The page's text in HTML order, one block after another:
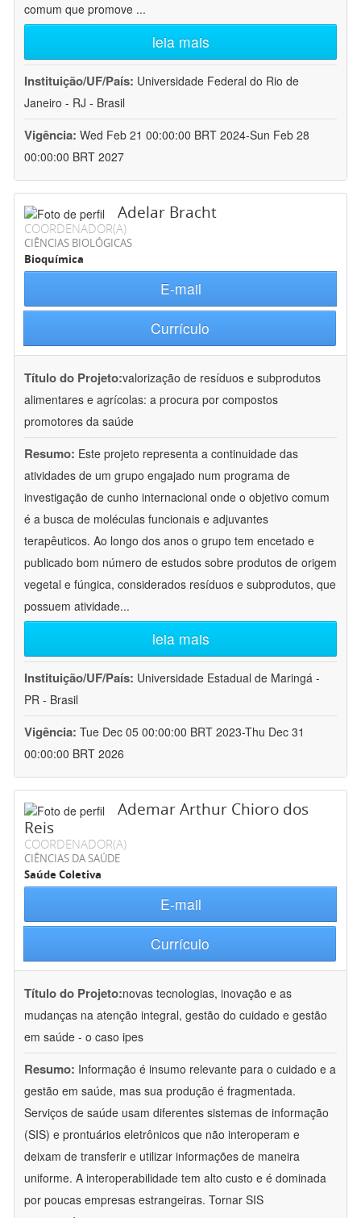
comum que promove ...
leia mais
Instituição/UF/País: Universidade Federal do Rio de
Janeiro - RJ - Brasil
Vigência: Wed Feb 21 00:00:00 BRT 2024-Sun Feb 28
00:00:00 BRT 2027
Adelar Bracht
COORDENADOR(A)
CIÊNCIAS BIOLÓGICAS
Bioquímica
E-mail
Currículo
Título do Projeto:valorização de resíduos e subprodutos
alimentares e agrícolas: a procura por compostos
promotores da saúde
Resumo: Este projeto representa a continuidade das
atividades de um grupo engajado num programa de
investigação de cunho internacional onde o objetivo comum
é a busca de moléculas funcionais e adjuvantes
terapêuticos. Ao longo dos anos o grupo tem encetado e
publicado bom número de estudos sobre produtos de origem
vegetal e fúngica, considerados resíduos e subprodutos, que
possuem atividade...
leia mais
Instituição/UF/País: Universidade Estadual de Maringá -
PR - Brasil
Vigência: Tue Dec 05 00:00:00 BRT 2023-Thu Dec 31
00:00:00 BRT 2026
Ademar Arthur Chioro dos
Reis
COORDENADOR(A)
CIÊNCIAS DA SAÚDE
Saúde Coletiva
E-mail
Currículo
Título do Projeto:novas tecnologias, inovação e as
mudanças na atenção integral, gestão do cuidado e gestão
em saúde - o caso ipes
Resumo: Informação é insumo relevante para o cuidado e a
gestão em saúde, mas sua produção é fragmentada.
Serviços de saúde usam diferentes sistemas de informação
(SIS) e prontuários eletrônicos que não interoperam e
deixam de transferir e utilizar informações de maneira
uniforme. A interoperabilidade tem alto custo e é dominada
por poucas empresas estrangeiras. Tornar SIS